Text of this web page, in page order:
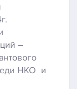
–
НКО и